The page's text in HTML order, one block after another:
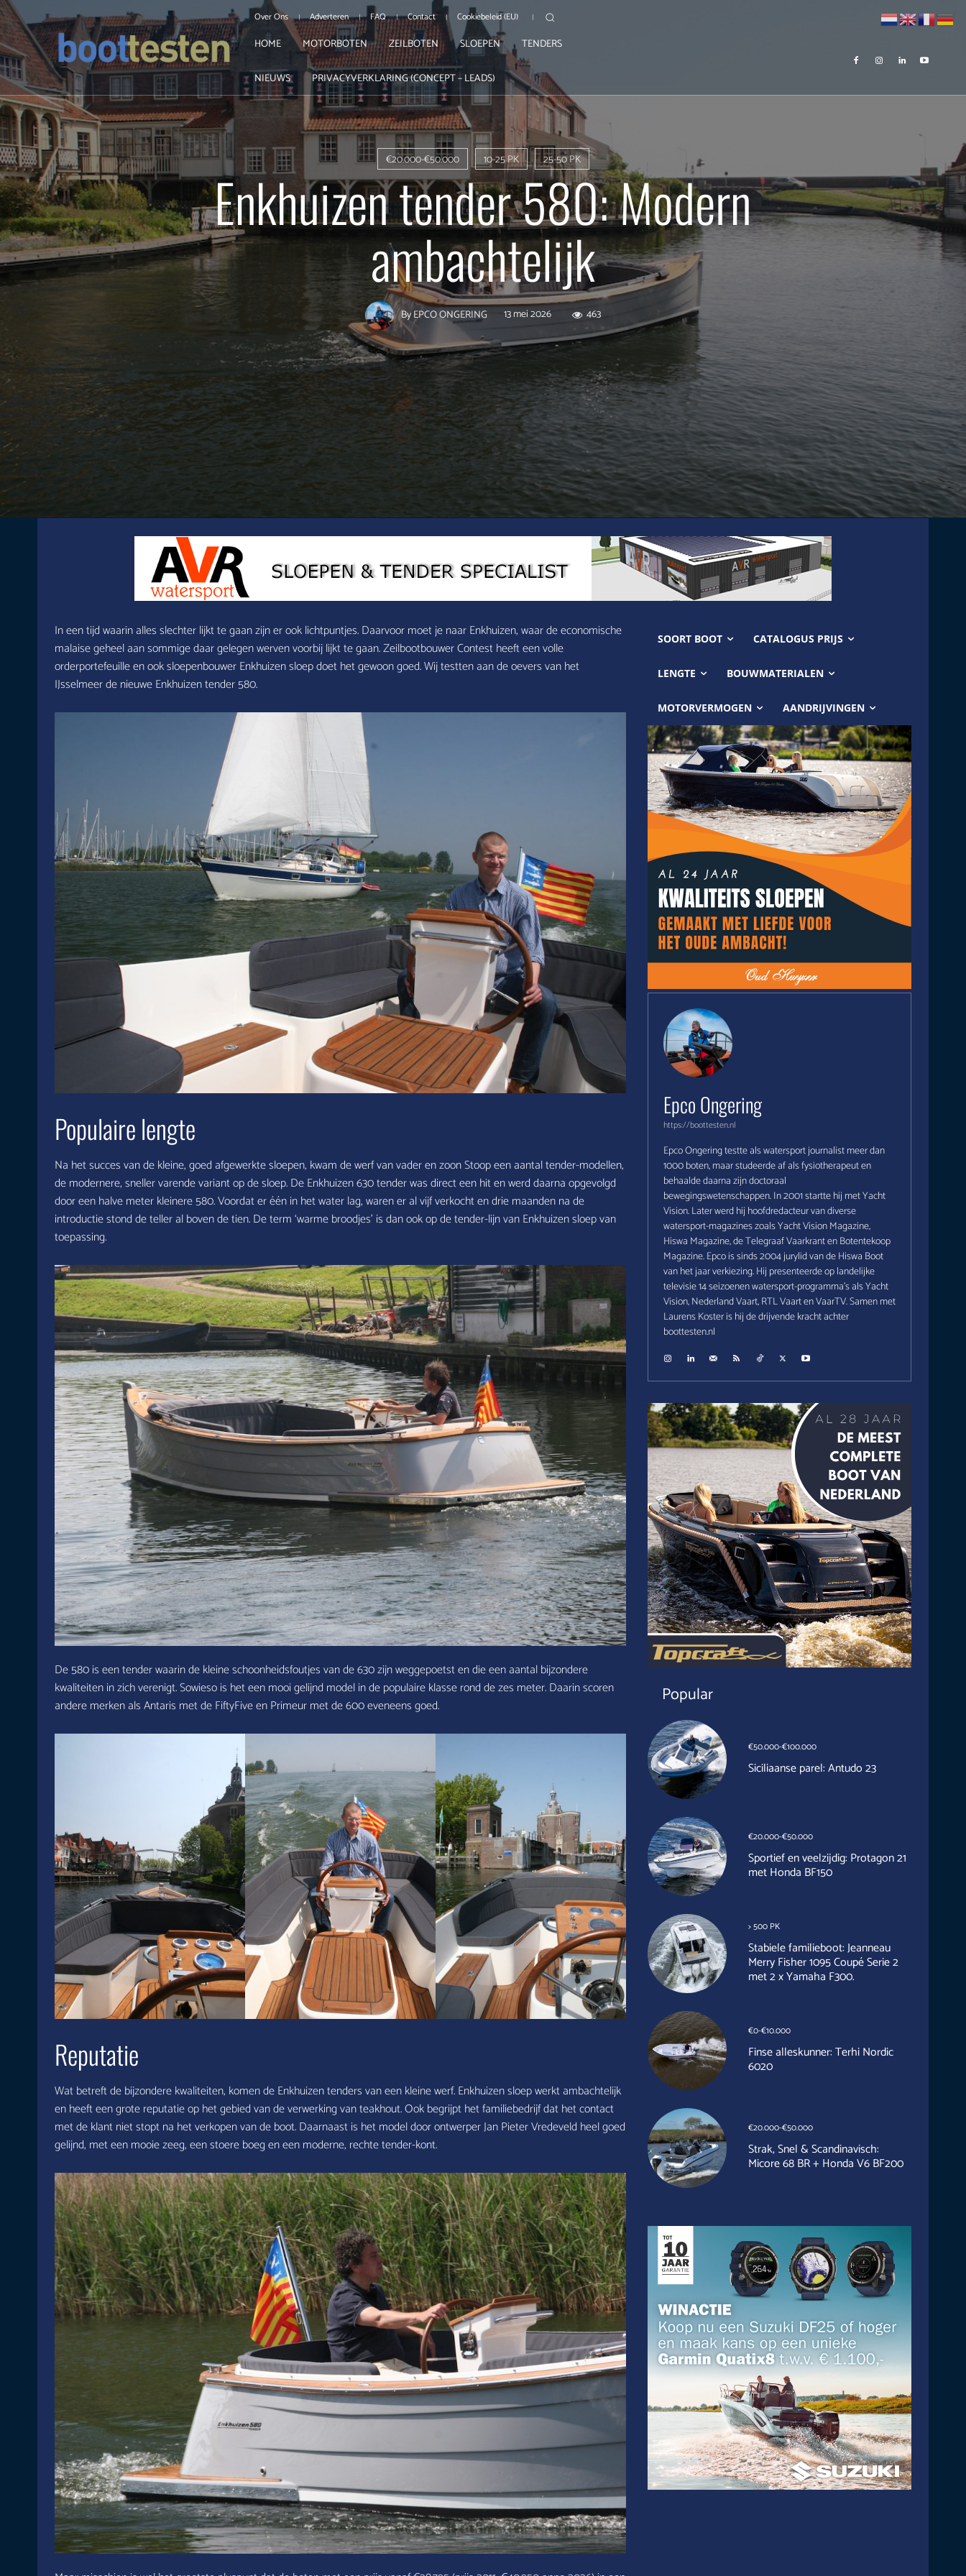
Over Ons Adverteren FAQ Contact Cookiebeleid (EU)
HOME MOTORBOTEN ZEILBOTEN SLOEPEN TENDERS
NIEUWS PRIVACYVERKLARING (CONCEPT – LEADS)
€20.000-€50.000 10-25 PK 25-50 PK
Enkhuizen tender 580: Modern
ambachtelijk
ByEPCO ONGERING 13 mei 2026 463
In een tijd waarin alles slechter lijkt te gaan zijn er ook lichtpuntjes. Daarvoor moet je naar Enkhuizen, waar de economische
malaise geheel aan sommige daar gelegen werven voorbij lijkt te gaan. Zeilbootbouwer Contest heeft een volle
orderportefeuille en ook sloepenbouwer Enkhuizen sloep doet het gewoon goed. Wij testten aan de oevers van het
IJsselmeer de nieuwe Enkhuizen tender 580.
Populaire lengte
Na het succes van de kleine, goed afgewerkte sloepen, kwam de werf van vader en zoon Stoop een aantal tender-modellen,
de modernere, sneller varende variant op de sloep. De Enkhuizen 630 tender was direct een hit en werd daarna opgevolgd
door een halve meter kleinere 580. Voordat er één in het water lag, waren er al vijf verkocht en drie maanden na de
introductie stond de teller al boven de tien. De term ‘warme broodjes’ is dan ook op de tender-lijn van Enkhuizen sloep van
toepassing.
De 580 is een tender waarin de kleine schoonheidsfoutjes van de 630 zijn weggepoetst en die een aantal bijzondere
kwaliteiten in zich verenigt. Sowieso is het een mooi gelijnd model in de populaire klasse rond de zes meter. Daarin scoren
andere merken als Antaris met de FiftyFive en Primeur met de 600 eveneens goed.
Reputatie
Wat betreft de bijzondere kwaliteiten, komen de Enkhuizen tenders van een kleine werf. Enkhuizen sloep werkt ambachtelijk
en heeft een grote reputatie op het gebied van de verwerking van teakhout. Ook begrijpt het familiebedrijf dat het contact
met de klant niet stopt na het verkopen van de boot. Daarnaast is het model door ontwerper Jan Pieter Vredeveld heel goed
gelijnd, met een mooie zeeg, een stoere boeg en een moderne, rechte tender-kont.
SOORT BOOT CATALOGUS PRIJS
LENGTE BOUWMATERIALEN
MOTORVERMOGEN AANDRIJVINGEN
Epco Ongering
https://boottesten.nl
Epco Ongering testte als watersport journalist meer dan
1000 boten, maar studeerde af als fysiotherapeut en
behaalde daarna zijn doctoraal
bewegingswetenschappen. In 2001 startte hij met Yacht
Vision. Later werd hij hoofdredacteur van diverse
watersport-magazines zoals Yacht Vision Magazine,
Hiswa Magazine, de Telegraaf Vaarkrant en Botentekoop
Magazine. Epco is sinds 2004 jurylid van de Hiswa Boot
van het jaar verkiezing. Hij presenteerde op landelijke
televisie 14 seizoenen watersport-programma's als Yacht
Vision, Nederland Vaart, RTL Vaart en VaarTV. Samen met
Laurens Koster is hij de drijvende kracht achter
boottesten.nl
Popular
€50.000-€100.000
Siciliaanse parel: Antudo 23
€20.000-€50.000
Sportief en veelzijdig: Protagon 21
met Honda BF150
> 500 PK
Stabiele familieboot: Jeanneau
Merry Fisher 1095 Coupé Serie 2
met 2 x Yamaha F300.
€0-€10.000
Finse alleskunner: Terhi Nordic
6020
€20.000-€50.000
Strak, Snel & Scandinavisch:
Micore 68 BR + Honda V6 BF200